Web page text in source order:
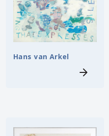
Orientatie
Kleur
Hans van Arkel